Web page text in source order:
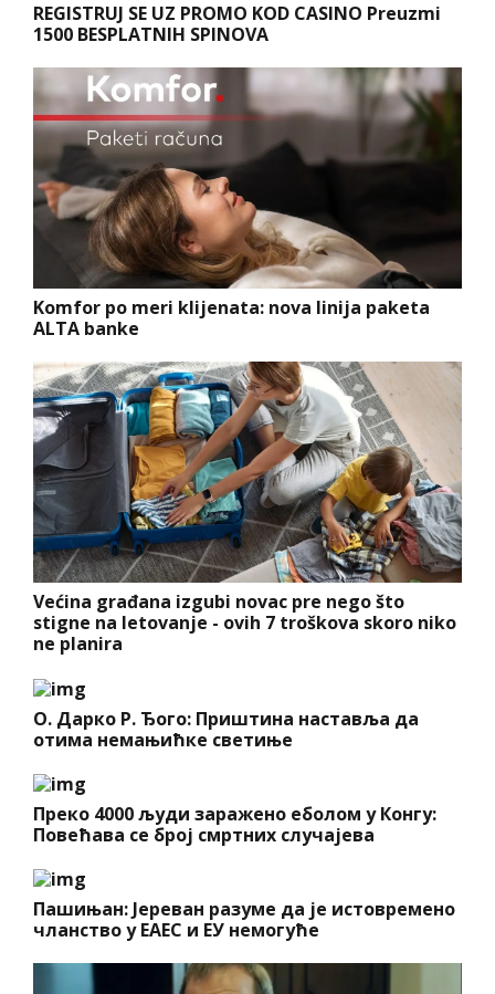
REGISTRUJ SE UZ PROMO KOD CASINO Preuzmi
1500 BESPLATNIH SPINOVA
Komfor po meri klijenata: nova linija paketa
ALTA banke
Većina građana izgubi novac pre nego što
stigne na letovanje - ovih 7 troškova skoro niko
ne planira
О. Дарко Р. Ђого: Приштина наставља да
отима немањићке светиње
Преко 4000 људи заражено еболом у Конгу:
Повећава се број смртних случајева
Пашињан: Јереван разуме да је истовремено
чланство у ЕАЕС и ЕУ немогуће